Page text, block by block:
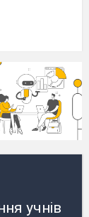
учнів